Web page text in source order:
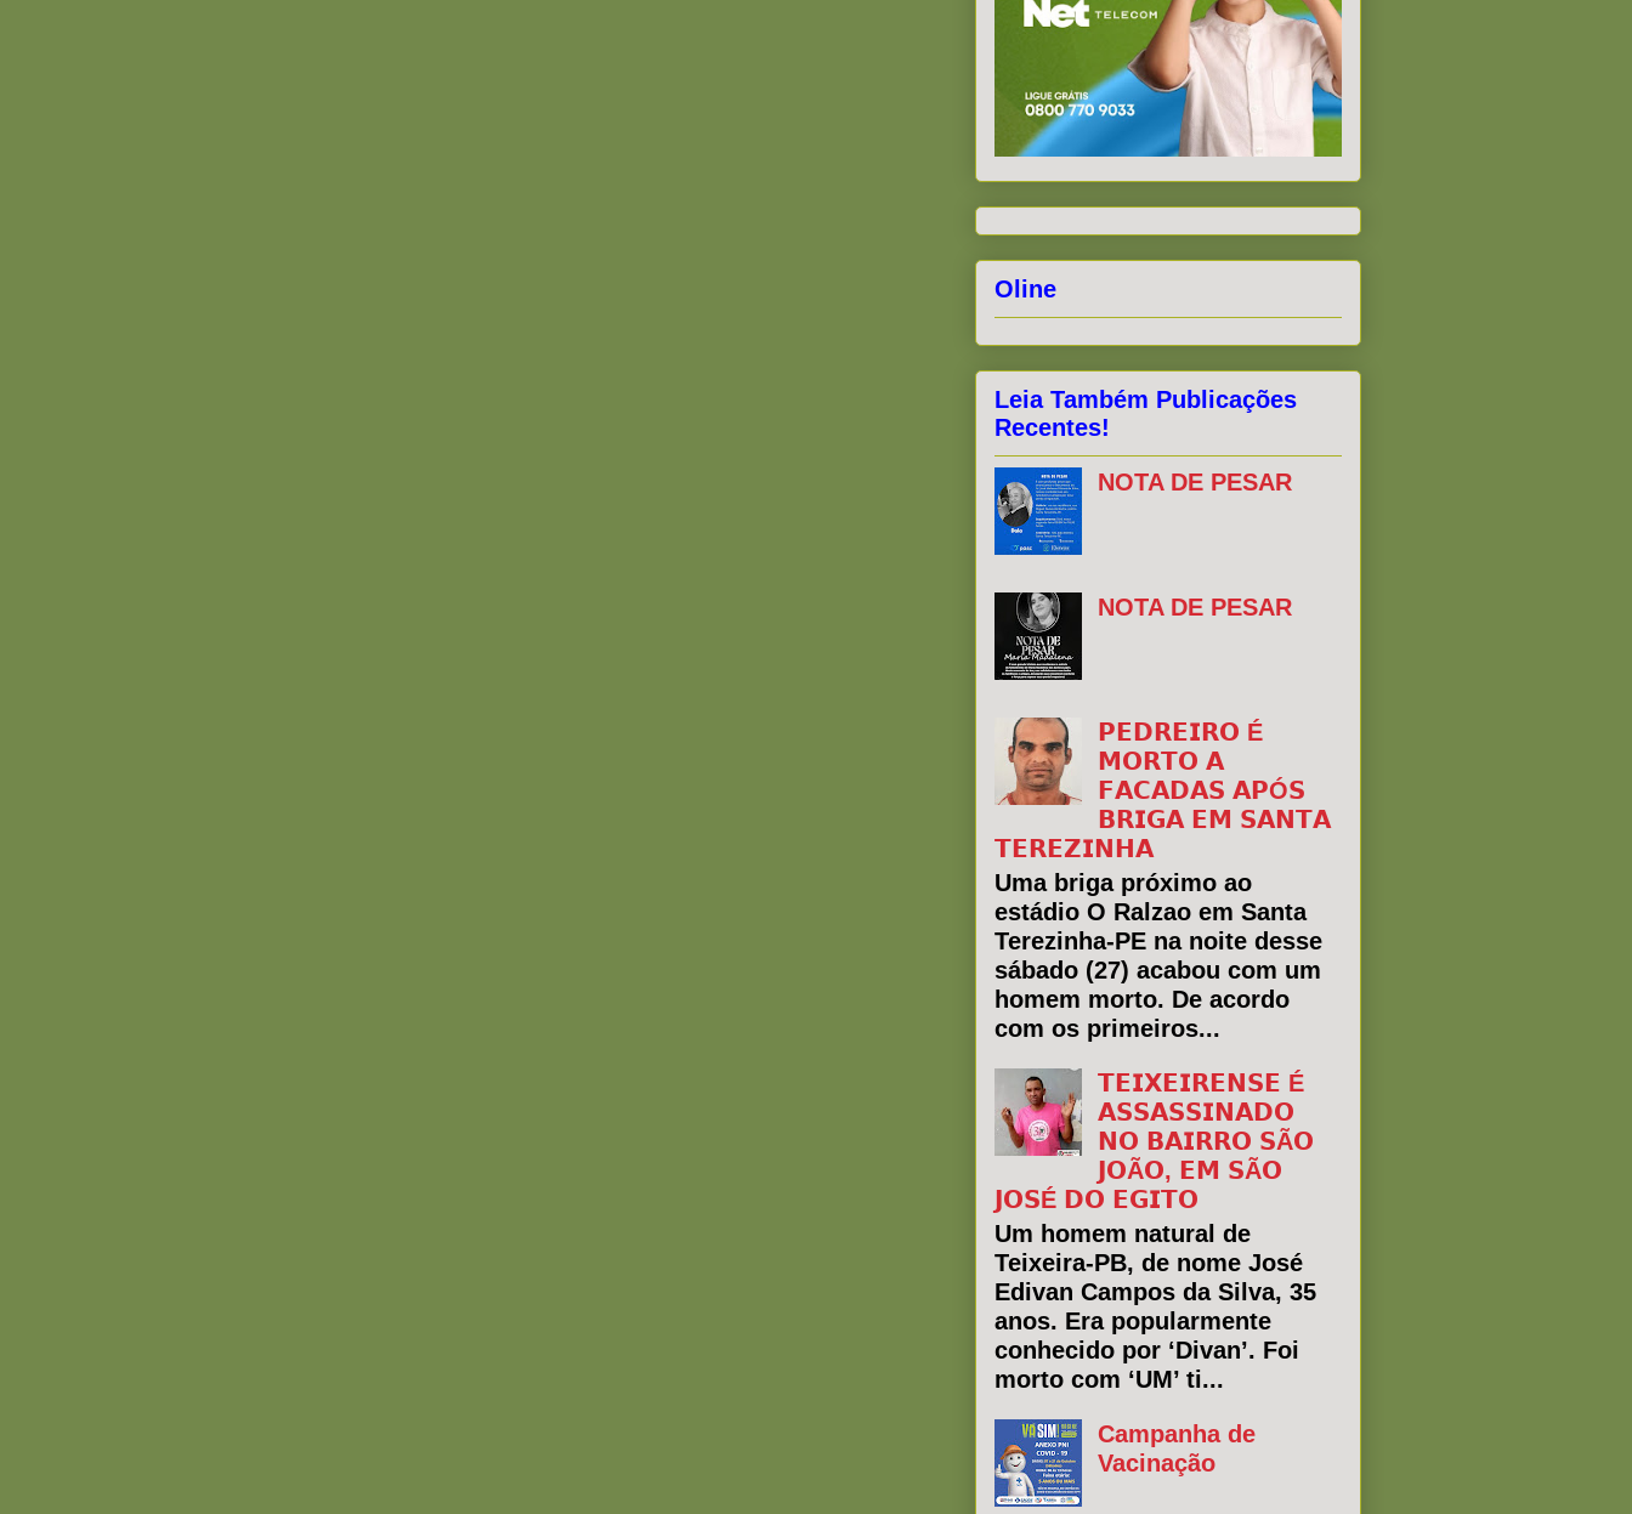
Oline
Leia Também Publicações
Recentes!
NOTA DE PESAR
NOTA DE PESAR
𝗣𝗘𝗗𝗥𝗘𝗜𝗥𝗢 É
𝗠𝗢𝗥𝗧𝗢 𝗔
𝗙𝗔𝗖𝗔𝗗𝗔𝗦 𝗔𝗣Ó𝗦
𝗕𝗥𝗜𝗚𝗔 𝗘𝗠 𝗦𝗔𝗡𝗧𝗔
𝗧𝗘𝗥𝗘𝗭𝗜𝗡𝗛𝗔
Uma briga próximo ao
estádio O Ralzao em Santa
Terezinha-PE na noite desse
sábado (27) acabou com um
homem morto. De acordo
com os primeiros...
𝗧𝗘𝗜𝗫𝗘𝗜𝗥𝗘𝗡𝗦𝗘 É
𝗔𝗦𝗦𝗔𝗦𝗦𝗜𝗡𝗔𝗗𝗢
𝗡𝗢 𝗕𝗔𝗜𝗥𝗥𝗢 𝗦Ã𝗢
𝗝𝗢Ã𝗢, 𝗘𝗠 𝗦Ã𝗢
𝗝𝗢𝗦É 𝗗𝗢 𝗘𝗚𝗜𝗧𝗢
Um homem natural de
Teixeira-PB, de nome José
Edivan Campos da Silva, 35
anos. Era popularmente
conhecido por ‘Divan’. Foi
morto com ‘UM’ ti...
Campanha de
Vacinação